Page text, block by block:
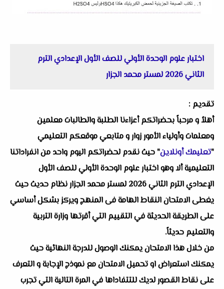
اختبار علوم الوحدة الأولي للصف الأول الإعدادي الترم
الثاني 2026 لمستر محمد الجزار
تقديم :
أهلاُ و مرحباً بحضراتكم أعزاءنا الطلبة والطالبات معلمين
ومعلمات وأولياء الأمور زوار و متابعي موقعكم التعليمي
"تعليمك أونلاين" حيث نقدم لحضراتكم اليوم واحد من انفراداتنا
التعليمية ألا وهو اختبار علوم الوحدة الأولي للصف الأول
الإعدادي الترم الثاني 2026 لمستر محمد الجزار نظام حديث حيث
يغطى الامتحان النقاط الهامة فى المنهج ويركز بشكل أساسي
على الطريقة الحديثة في التقييم التي أقرتها وزارة التربية
والتعليم حديثاً.
من خلال هذا الامتحان يمكنك الوصول للدرجة النهائية حيث
يمكنك استعراض او تحميل الامتحان مع نموذج الإجابة و التعرف
على نقاط القصور لديك للتتفاداها في المرة التالية التي تجرب